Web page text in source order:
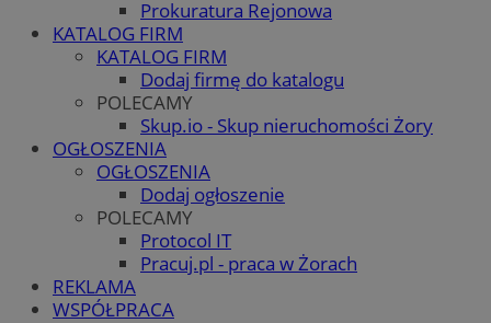
Prokuratura Rejonowa
KATALOG FIRM
KATALOG FIRM
Dodaj firmę do katalogu
POLECAMY
Skup.io - Skup nieruchomości Żory
OGŁOSZENIA
OGŁOSZENIA
Dodaj ogłoszenie
POLECAMY
Protocol IT
Pracuj.pl - praca w Żorach
REKLAMA
WSPÓŁPRACA